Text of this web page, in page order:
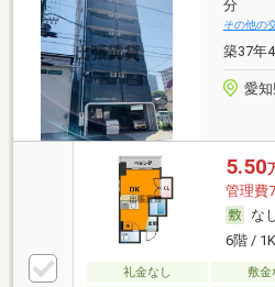
分
その他の
築37年
愛
5.50
管理費
な
6階 /
礼金なし 敷金